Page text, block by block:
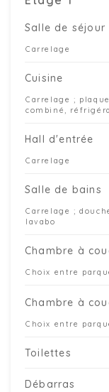
Salle de séjour
Carrelage
Cuisine
Carrelage ;
combiné,
Hall d'entrée
Carrelage
Salle de bains
Carrelage ;
lavabo
Chambre à
Choix entre
Chambre à
Choix entre
Toilettes
Débarras